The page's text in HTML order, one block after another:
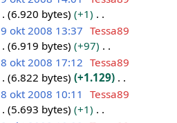
6.920 bytes
+1
9 okt 2008 13:37 Tessa89
6.919 bytes
+97
8 okt 2008 17:12 Tessa89
6.822 bytes
+1.129
8 okt 2008 10:11
Tessa89
5.693 bytes
+1